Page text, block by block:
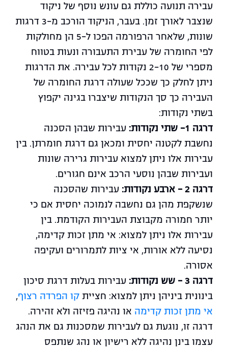
עבירה תנועה כוללת גם עונש נוסף של ניקוד
שנצבר לאורך זמן. בעבר, הניקוד הורכב מ-3 דרגות
שונות, שלאחר הרפורמה הפכו ל-5 הן מחולקות
לפי החומרה של עבירת התעבורה ונעות בטווח
מספרי של 2-10 נקודות לכל עבירה. את הדרגות
ניתן לחלק כך שככל שעולה דרגת החומרה של
העבירה כך סך הנקודות שיצברו בגינה יקפוץ
בשתי נקודות:
דרגה 1- שתי נקודות:
עבירות שבהן הסכנה
נחשבת לקטנה יחסית ומכאן גם דרגת חומרתן. בין
עבירות אלו ניתן למצוא עבירות גרירה שונות
ועבירות שבהן נוסעי הרכב אינם חגורים.
דרגה 2 – ארבע נקודות:
עבירות שהסכנה
שנשקפת מהן גם נחשבה לנמוכה יחסית אם כי
יותר חמורה מקבוצת העבירות הקודמת. בין
עבירות אלו ניתן למצוא: אי מתן זכות קדימה,
נסיעה ללא אורות, אי ציות לתמרורים ועקיפה
אסורה.
דרגה 3 – שש נקודות:
עבירות בעלות דרגת סיכון
בינונית ביניהן ניתן למצוא: חציית קו הפרדה רצוף,
אי מתן זכות קדימה או נהיגה פזיזה ולא זהירה.
דרגה זו, נוגעת גם לעבירות שמסכנות גם את הנהג
עצמו בינן נהיגה ללא רישיון או נהג שנתפס